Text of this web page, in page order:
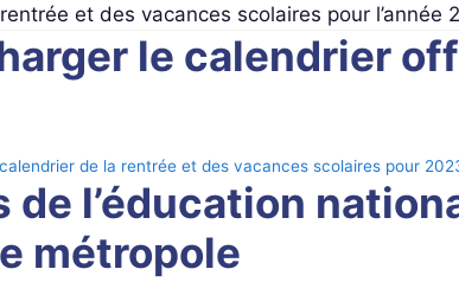
et des vacances scolaires pour l’année
le calendrier
de la rentrée et des vacances scolaires pour
de l’éducation
métropole